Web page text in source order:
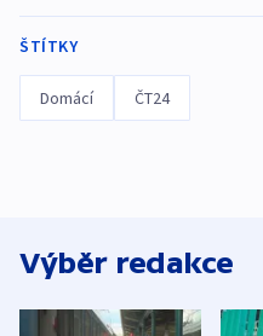
ŠTÍTKY
Domácí ČT24
Výběr redakce